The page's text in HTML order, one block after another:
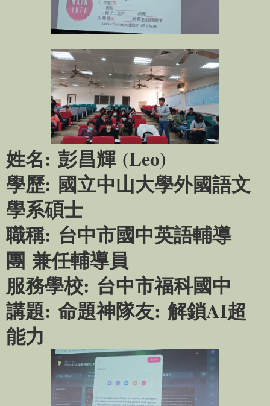
姓名: 彭昌輝 (Leo)
學歷: 國立中山大學外國語文
學系碩士
職稱: 台中市國中英語輔導
團 兼任輔導員
服務學校: 台中市福科國中
講題: 命題神隊友: 解鎖AI超
能力